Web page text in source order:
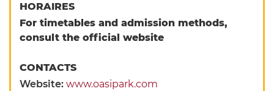
HORAIRES
For timetables and admission methods,
consult the official website
CONTACTS
Website:www.oasipark.com